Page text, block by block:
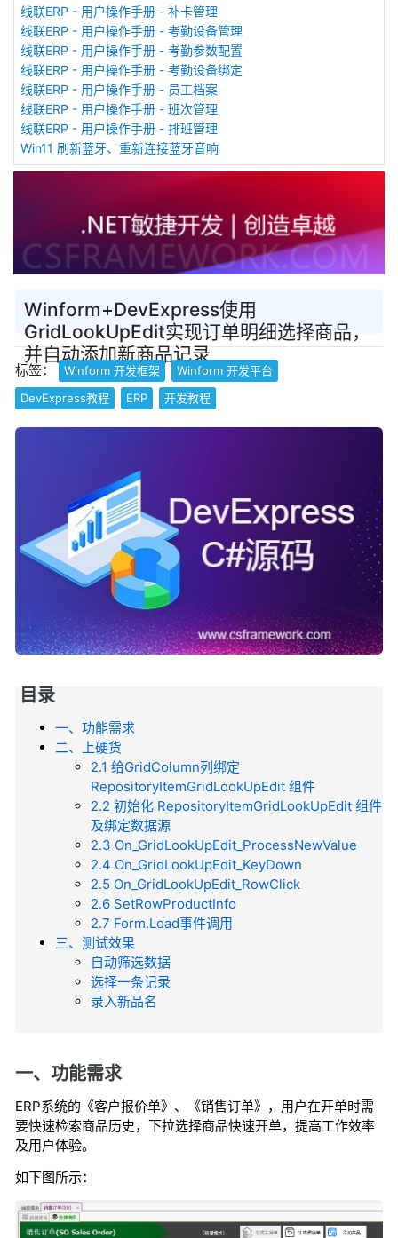
线联ERP - 用户操作手册 - 补卡管理
线联ERP - 用户操作手册 - 考勤设备管理
线联ERP - 用户操作手册 - 考勤参数配置
线联ERP - 用户操作手册 - 考勤设备绑定
线联ERP - 用户操作手册 - 员工档案
线联ERP - 用户操作手册 - 班次管理
线联ERP - 用户操作手册 - 排班管理
Win11 刷新蓝牙、重新连接蓝牙音响
Winform+DevExpress使用
GridLookUpEdit实现订单明细选择商品，
并自动添加新商品记录
标签： Winform 开发框架
Winform 开发平台
DevExpress教程
ERP 开发教程
目录
一、功能需求
二、上硬货
2.1 给GridColumn列绑定
RepositoryItemGridLookUpEdit 组件
2.2 初始化 RepositoryItemGridLookUpEdit 组件
及绑定数据源
2.3 On_GridLookUpEdit_ProcessNewValue
2.4 On_GridLookUpEdit_KeyDown
2.5 On_GridLookUpEdit_RowClick
2.6 SetRowProductInfo
2.7 Form.Load事件调用
三、测试效果
自动筛选数据
选择一条记录
录入新品名
一、功能需求
ERP系统的《客户报价单》、《销售订单》，用户在开单时需
要快速检索商品历史，下拉选择商品快速开单，提高工作效率
及用户体验。
如下图所示：